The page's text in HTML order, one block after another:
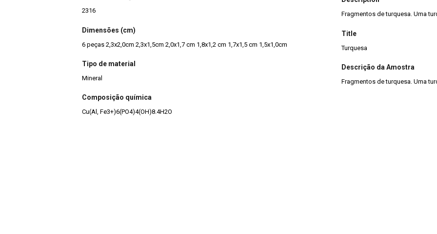
2316
Dimensões (cm)
6 peças 2,3x2,0cm 2,3x1,5cm 2,0x1,7 cm 1,8x1,2 cm 1,7x1,5 cm 1,5x1,0cm
Tipo de material
Mineral
Composição química
Cu(Al, Fe3+)6(PO4)4(OH)8.4H2O
Fragmentos de turquesa. Uma
Title
Turquesa
Descrição da Amostra
Fragmentos de turquesa. Uma